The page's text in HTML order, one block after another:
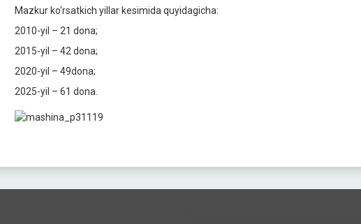
Mazkur ko‘rsatkich yillar kesimida quyidagicha:
2010-yil – 21 dona;
2015-yil – 42 dona;
2020-yil – 49dona;
2025-yil – 61 dona.